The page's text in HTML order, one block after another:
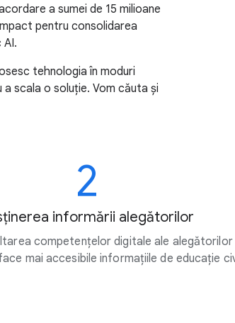
a sumei de 15 milioane
pentru consolidarea
tehnologia în moduri
scala o soluție. Vom căuta și
2
informării alegătorilor
competențelor digitale ale alegătorilor
mai accesibile informațiile de educație